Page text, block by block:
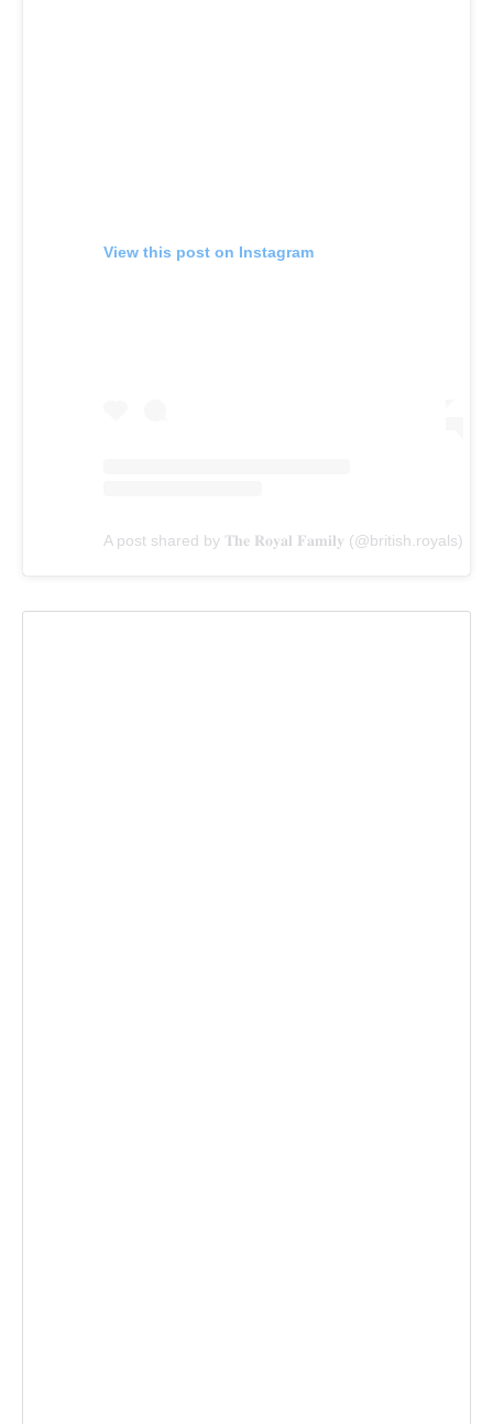
View this post on Instagram
A post shared by 𝐓𝐡𝐞 𝐑𝐨𝐲𝐚𝐥 𝐅𝐚𝐦𝐢𝐥𝐲 (@british.royals)